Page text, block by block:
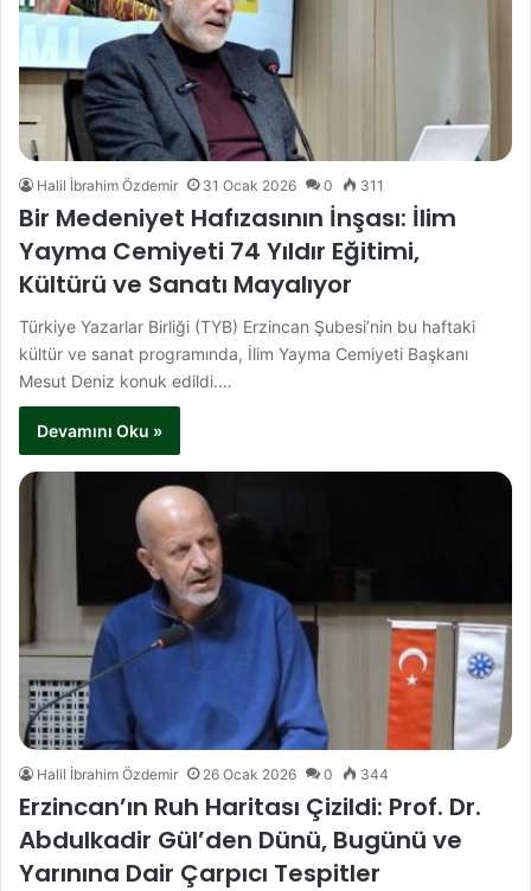
Halil İbrahim Özdemir 31 Ocak 2026 0 311
Bir Medeniyet Hafızasının İnşası: İlim
Yayma Cemiyeti 74 Yıldır Eğitimi,
Kültürü ve Sanatı Mayalıyor
Türkiye Yazarlar Birliği (TYB) Erzincan Şubesi’nin bu haftaki
kültür ve sanat programında, İlim Yayma Cemiyeti Başkanı
Mesut Deniz konuk edildi.…
Devamını Oku »
Halil İbrahim Özdemir 26 Ocak 2026 0 344
Erzincan’ın Ruh Haritası Çizildi: Prof. Dr.
Abdulkadir Gül’den Dünü, Bugünü ve
Yarınına Dair Çarpıcı Tespitler